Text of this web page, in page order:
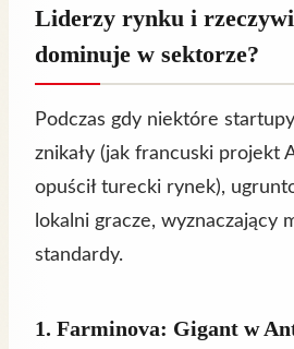
Liderzy rynku i
dominuje w sektorze?
Podczas gdy niektóre
znikały (jak francuski projekt
opuścił turecki rynek),
lokalni gracze, wyznaczający
standardy.
1. Farminova: Gigant w